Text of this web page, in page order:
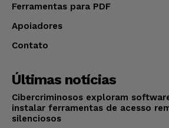
Ferramentas para PDF
Apoiadores
Contato
Últimas notícias
Cibercriminosos exploram
instalar ferramentas de acesso
silenciosos